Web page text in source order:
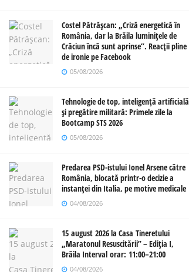
Costel Pătrășcan: „Criză energetică în
România, dar la Brăila luminițele de
Crăciun încă sunt aprinse”. Reacții pline
de ironie pe Facebook
05/08/2026
Tehnologie de top, inteligență artificială
și pregătire militară: Primele zile la
Bootcamp STS 2026
05/08/2026
Predarea PSD-istului Ionel Arsene către
România, blocată printr-o decizie a
instanței din Italia, pe motive medicale
04/08/2026
15 august 2026 la Casa Tineretului
„Maratonul Resuscitării” – Ediția I,
Brăila Interval orar: 11:00–21:00
04/08/2026